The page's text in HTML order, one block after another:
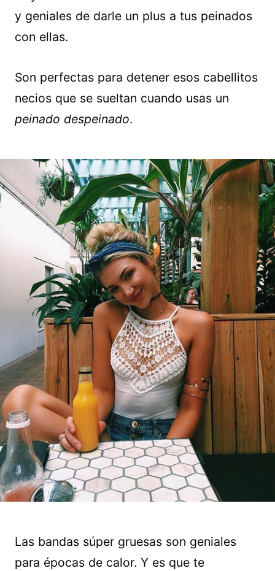
y geniales de darle un plus a tus peinados
con ellas.
Son perfectas para detener esos cabellitos
necios que se sueltan cuando usas un
peinado despeinado.
Las bandas súper gruesas son geniales
para épocas de calor. Y es que te